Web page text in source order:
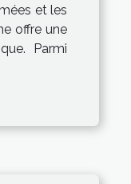
et les
offre une
Parmi